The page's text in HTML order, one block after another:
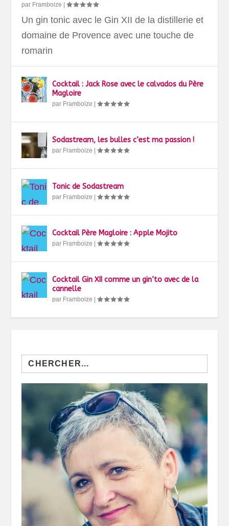
par Framboize |
Un gin tonic avec le Gin XII de la distillerie et
domaine de Provence avec une touche de
romarin
Cocktail : Jack Rose avec le calvados du Père
Magloire
par Framboize |
Sodastream, les bulles c’est ma passion !
par Framboize |
Tonic de Sodastream
par Framboize |
Cocktail Père Magloire : Apple Mojito
par Framboize |
Cocktail Gin XII comme un gin’to avec de la
cannelle
par Framboize |
Search
for: